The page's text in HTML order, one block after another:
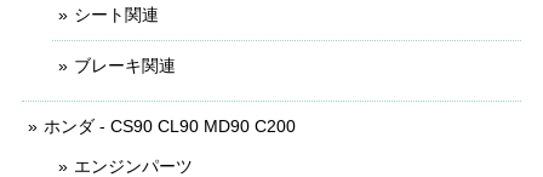
シート関連
ブレーキ関連
ホンダ - CS90 CL90 MD90 C200
エンジンパーツ